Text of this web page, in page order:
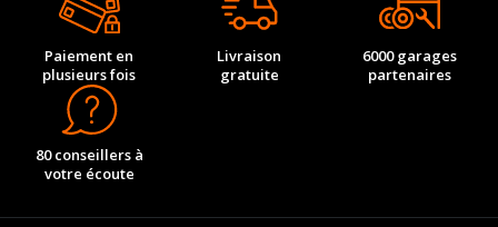
Paiement en
plusieurs fois
Livraison
gratuite
6000 garages
partenaires
80 conseillers à
votre écoute